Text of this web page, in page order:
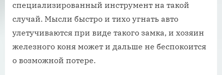
специализированный инструмент на такой
случай. Мысли быстро и тихо угнать авто
улетучиваются при виде такого замка, и хозяин
железного коня может и дальше не беспокоится
о возможной потере.